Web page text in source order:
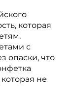
которая
с
опаски, что
не